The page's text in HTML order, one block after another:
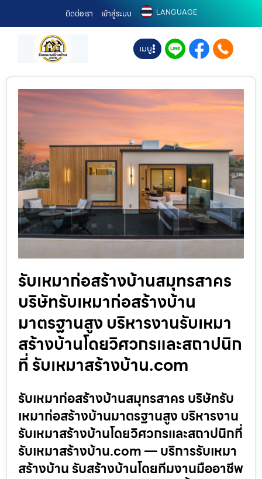
ติดต่อเรา เข้าสู่ระบบ LANGUAGE
เมนู
รับเหมาก่อสร้างบ้านสมุทรสาคร
บริษัทรับเหมาก่อสร้างบ้าน
มาตรฐานสูง บริหารงานรับเหมา
สร้างบ้านโดยวิศวกรและสถาปนิก
ที่ รับเหมาสร้างบ้าน.com
รับเหมาก่อสร้างบ้านสมุทรสาคร บริษัทรับ
เหมาก่อสร้างบ้านมาตรฐานสูง บริหารงาน
รับเหมาสร้างบ้านโดยวิศวกรและสถาปนิกที่
รับเหมาสร้างบ้าน.com — บริการรับเหมา
สร้างบ้าน รับสร้างบ้านโดยทีมงานมืออาชีพ